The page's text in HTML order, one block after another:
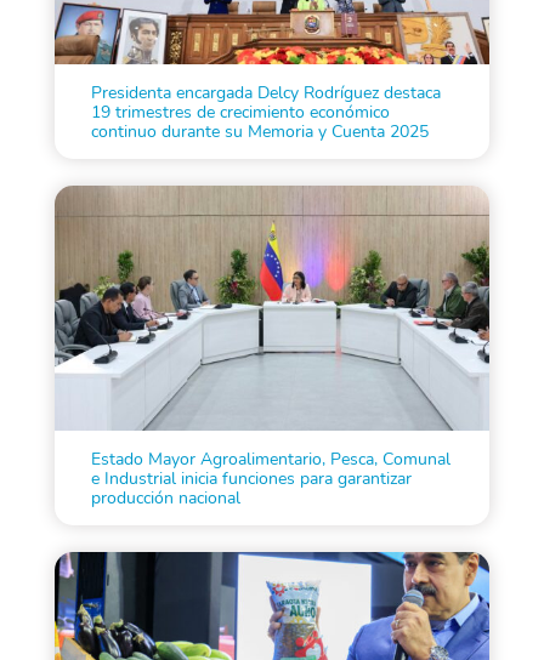
Presidenta encargada Delcy Rodríguez destaca
19 trimestres de crecimiento económico
continuo durante su Memoria y Cuenta 2025
Estado Mayor Agroalimentario, Pesca, Comunal
e Industrial inicia funciones para garantizar
producción nacional